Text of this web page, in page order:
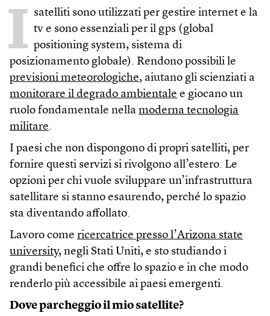
I satelliti sono utilizzati per gestire internet e la
tv e sono essenziali per il gps (global
positioning system, sistema di
posizionamento globale). Rendono possibili le
previsioni meteorologiche, aiutano gli scienziati a
monitorare il degrado ambientale e giocano un
ruolo fondamentale nella moderna tecnologia
militare.
I paesi che non dispongono di propri satelliti, per
fornire questi servizi si rivolgono all’estero. Le
opzioni per chi vuole sviluppare un’infrastruttura
satellitare si stanno esaurendo, perché lo spazio
sta diventando affollato.
Lavoro come ricercatrice presso l’Arizona state
university, negli Stati Uniti, e sto studiando i
grandi benefici che offre lo spazio e in che modo
renderlo più accessibile ai paesi emergenti.
Dove parcheggio il mio satellite?